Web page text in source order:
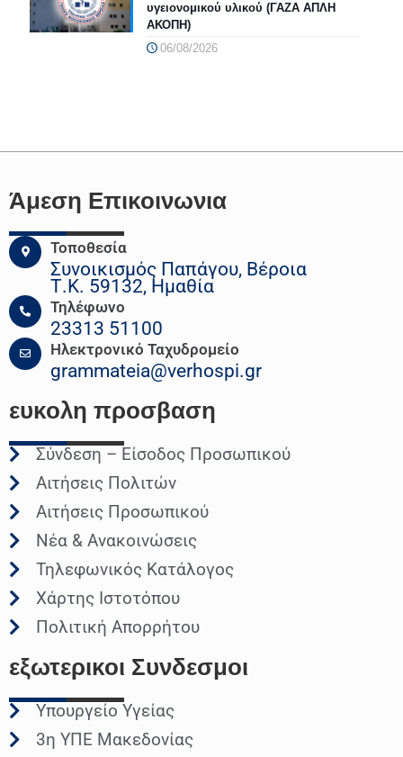
υγειονομικού υλικού (ΓΑΖΑ ΑΠΛΗ
ΑΚΟΠΗ)
06/08/2026
Άμεση Επικοινωνια
Τοποθεσία
Συνοικισμός Παπάγου, Βέροια
Τ.Κ. 59132, Ημαθία
Τηλέφωνο
23313 51100
Ηλεκτρονικό Ταχυδρομείο
grammateia@verhospi.gr
ευκολη προσβαση
Σύνδεση – Είσοδος Προσωπικού
Αιτήσεις Πολιτών
Αιτήσεις Προσωπικού
Νέα & Ανακοινώσεις
Τηλεφωνικός Κατάλογος
Χάρτης Ιστοτόπου
Πολιτική Απορρήτου
εξωτερικοι Συνδεσμοι
Υπουργείο Υγείας
3η ΥΠΕ Μακεδονίας